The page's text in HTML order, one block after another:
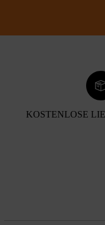
KOSTENLOSE